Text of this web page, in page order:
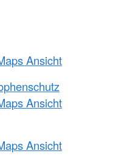
Ansicht
Ansicht
Ansicht